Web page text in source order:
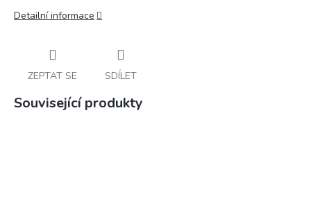
Detailní informace
ZEPTAT SE SDÍLET
Související produkty